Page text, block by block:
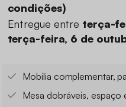
condições)
Entregue entre terça-
terça-feira, 6 de
Mobilia complementar,
Mesa dobráveis,